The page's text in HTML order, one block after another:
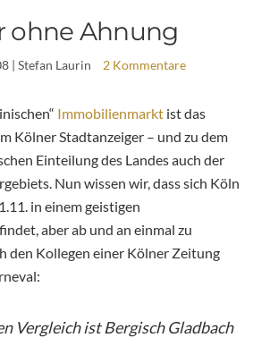
ohne Ahnung
| Stefan Laurin 2 Kommentare
Immobilienmarkt ist das
Kölner Stadtanzeiger – und zu dem
Einteilung des Landes auch der
Nun wissen wir, dass sich Köln
in einem geistigen
aber ab und an einmal zu
den Kollegen einer Kölner Zeitung
Vergleich ist Bergisch Gladbach